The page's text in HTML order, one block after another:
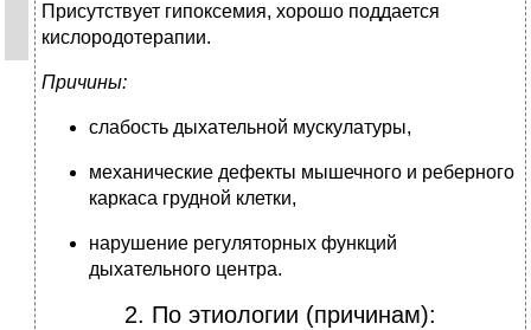
Присутствует гипоксемия, хорошо поддается
кислородотерапии.
Причины:
слабость дыхательной мускулатуры,
механические дефекты мышечного и реберного
каркаса грудной клетки,
нарушение регуляторных функций
дыхательного центра.
2. По этиологии (причинам):